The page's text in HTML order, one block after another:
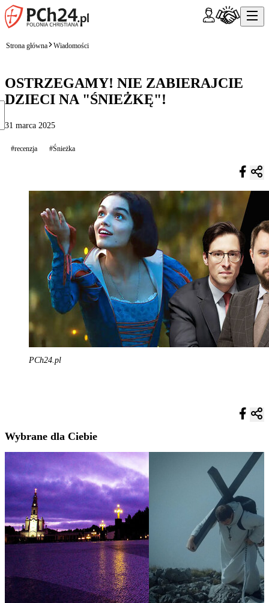
Strona główna Wiadomości
OSTRZEGAMY! NIE ZABIERAJCIE
DZIECI NA "ŚNIEŻKĘ"!
31 marca 2025
#recenzja #Śnieżka
PCh24.pl
Wybrane dla Ciebie